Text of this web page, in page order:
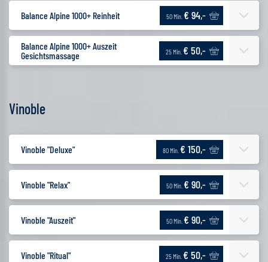
Balance Alpine 1000+ Reinheit 50 Min. € 94,-
Balance Alpine 1000+ Auszeit
Gesichtsmassage
25 Min. € 50,-
Vinoble
Vinoble "Deluxe" 80 Min. € 150,-
Vinoble "Relax" 50 Min. € 90,-
Vinoble "Auszeit" 50 Min. € 90,-
Vinoble "Ritual" 25 Min. € 50,-